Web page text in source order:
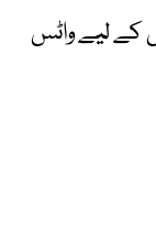
کے لیے واٹس